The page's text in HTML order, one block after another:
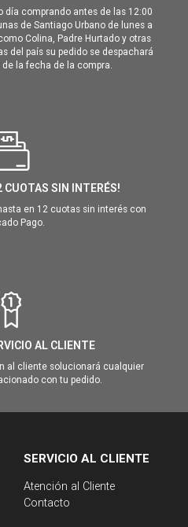
día comprando antes de las 12:00
de Santiago Urbano de lunes a
Colina, Padre Hurtado y otras
del país su pedido se despachará
la fecha de la compra.
CUOTAS SIN INTERÉS!
en 12 cuotas sin interés con
Pago.
AL CLIENTE
al cliente solucionará cualquier
con tu pedido.
SERVICIO AL CLIENTE
Atención al Cliente
Contacto